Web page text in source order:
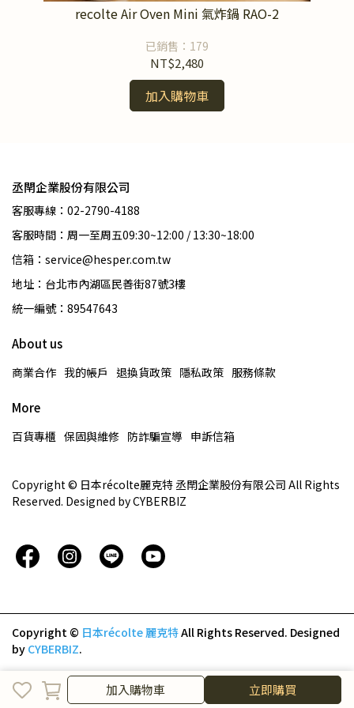
加入購物車
加入購物車 立即購買
recolte Air Oven Mini 氣炸鍋 RAO-2
已銷售：179
NT$2,480
加入購物車
丞閈企業股份有限公司
客服專線：02-2790-4188
客服時間：周一至周五09:30~12:00 / 13:30~18:00
信箱：service@hesper.com.tw
地址：台北市內湖區民善街87號3樓
統一編號：89547643
About us
商業合作 我的帳戶 退換貨政策 隱私政策 服務條款
More
百貨專櫃 保固與維修 防詐騙宣導 申訴信箱
Copyright © 日本récolte麗克特 丞閈企業股份有限公司 All Rights
Reserved. Designed by CYBERBIZ
Copyright © 日本récolte 麗克特All Rights Reserved. Designed
by CYBERBIZ.